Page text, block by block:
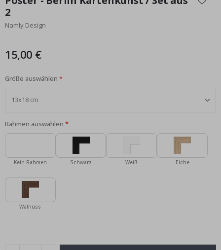
der
Bildgalerie
springen
2
Namly Design
15,00 €
Größe auswählen
Rahmen auswählen
Kein Rahmen Schwarz Weiß Eiche
Walnuss